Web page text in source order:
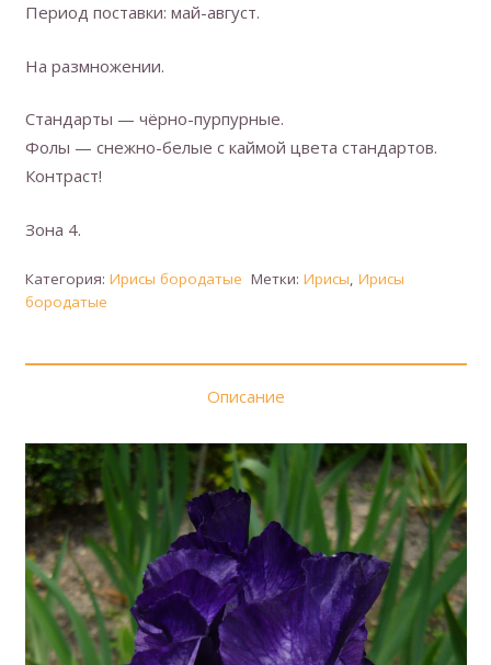
Период поставки: май-август.
На размножении.
Стандарты — чёрно-пурпурные.
Фолы — снежно-белые с каймой цвета стандартов.
Контраст!
Зона 4.
Категория: Ирисы бородатые Метки: Ирисы, Ирисы
бородатые
Описание